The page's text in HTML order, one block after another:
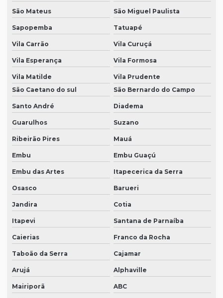
São Mateus São Miguel Paulista
Sapopemba Tatuapé
Vila Carrão Vila Curuçá
Vila Esperança Vila Formosa
Vila Matilde
Vila Prudente
São Caetano do sul
São Bernardo do Campo
Santo André Diadema
Guarulhos Suzano
Ribeirão Pires Mauá
Embu Embu Guaçú
Embu das Artes Itapecerica da Serra
Osasco Barueri
Jandira Cotia
Itapevi Santana de Parnaíba
Caierias Franco da Rocha
Taboão da Serra Cajamar
Arujá Alphaville
Mairiporã ABC